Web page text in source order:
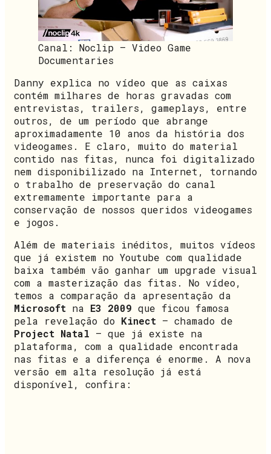
Canal: Noclip – Video Game
Documentaries
Danny explica no vídeo que as caixas
contém milhares de horas gravadas com
entrevistas, trailers, gameplays, entre
outros, de um período que abrange
aproximadamente 10 anos da história dos
videogames. E claro, muito do material
contido nas fitas, nunca foi digitalizado
nem disponibilizado na Internet, tornando
o trabalho de preservação do canal
extremamente importante para a
conservação de nossos queridos videogames
e jogos.
Além de materiais inéditos, muitos vídeos
que já existem no Youtube com qualidade
baixa também vão ganhar um upgrade visual
com a masterização das fitas. No vídeo,
temos a comparação da apresentação da
Microsoft na E3 2009 que ficou famosa
pela revelação do Kinect – chamado de
Project Natal – que já existe na
plataforma, com a qualidade encontrada
nas fitas e a diferença é enorme. A nova
versão em alta resolução já está
disponível, confira: